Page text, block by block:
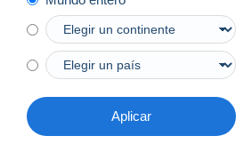
Aplicar